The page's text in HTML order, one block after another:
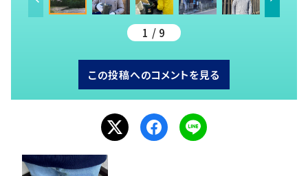
1 / 9
この投稿へのコメントを見る